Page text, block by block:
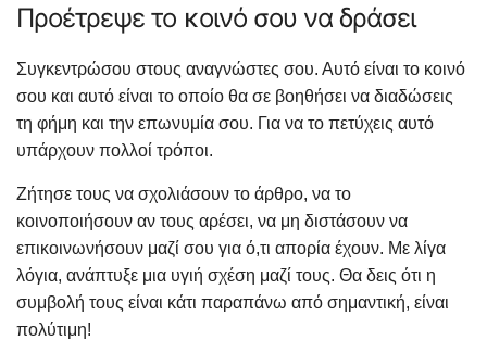
Προέτρεψε το κοινό σου να δράσει
Συγκεντρώσου στους αναγνώστες σου. Αυτό είναι το κοινό
σου και αυτό είναι το οποίο θα σε βοηθήσει να διαδώσεις
τη φήμη και την επωνυμία σου. Για να το πετύχεις αυτό
υπάρχουν πολλοί τρόποι.
Ζήτησε τους να σχολιάσουν το άρθρο, να το
κοινοποιήσουν αν τους αρέσει, να μη διστάσουν να
επικοινωνήσουν μαζί σου για ό,τι απορία έχουν. Με λίγα
λόγια, ανάπτυξε μια υγιή σχέση μαζί τους. Θα δεις ότι η
συμβολή τους είναι κάτι παραπάνω από σημαντική, είναι
πολύτιμη!